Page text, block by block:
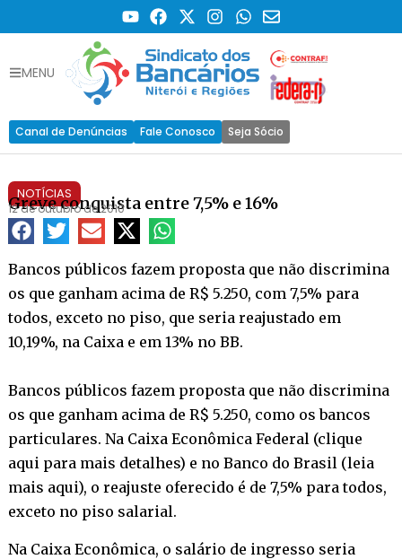
MENU
Canal de Denúncias Fale Conosco Seja Sócio
NOTÍCIAS
Greve conquista entre 7,5% e 16%
12 de outubro de 2010
Bancos públicos fazem proposta que não discrimina
os que ganham acima de R$ 5.250, com 7,5% para
todos, exceto no piso, que seria reajustado em
10,19%, na Caixa e em 13% no BB.
Bancos públicos fazem proposta que não discrimina
os que ganham acima de R$ 5.250, como os bancos
particulares. Na Caixa Econômica Federal (clique
aqui para mais detalhes) e no Banco do Brasil (leia
mais aqui), o reajuste oferecido é de 7,5% para todos,
exceto no piso salarial.
Na Caixa Econômica, o salário de ingresso seria